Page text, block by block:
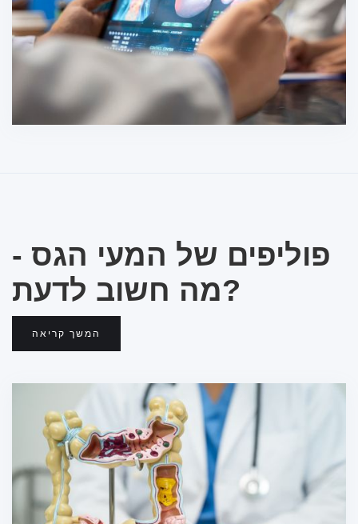
פוליפים של המעי הגס -
מה חשוב לדעת?
המשך קריאה